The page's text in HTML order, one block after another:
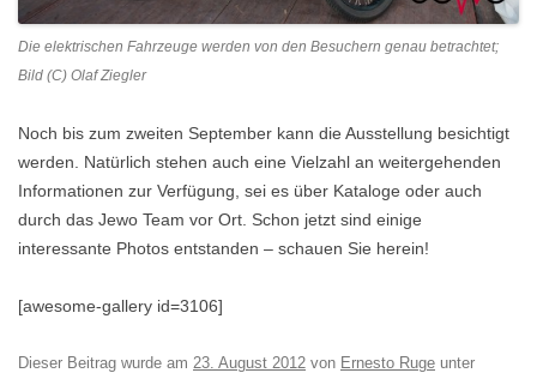
Die elektrischen Fahrzeuge werden von den Besuchern genau betrachtet;
Bild (C) Olaf Ziegler
Noch bis zum zweiten September kann die Ausstellung besichtigt
werden. Natürlich stehen auch eine Vielzahl an weitergehenden
Informationen zur Verfügung, sei es über Kataloge oder auch
durch das Jewo Team vor Ort. Schon jetzt sind einige
interessante Photos entstanden – schauen Sie herein!
[awesome-gallery id=3106]
Dieser Beitrag wurde am 23. August 2012 von Ernesto Ruge unter